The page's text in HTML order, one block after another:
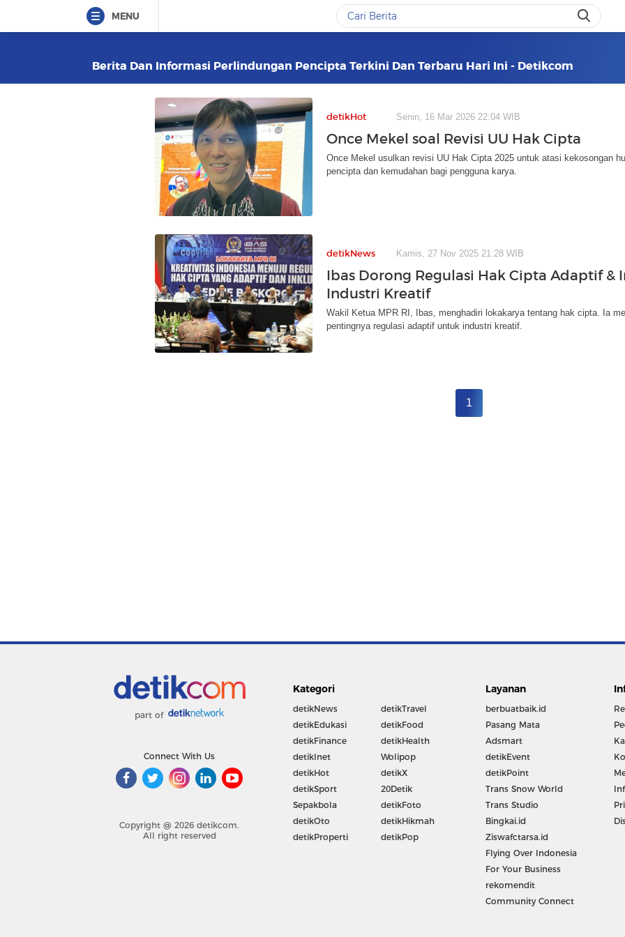
MENU
Berita Dan Informasi Perlindungan Pencipta Terkini Dan Terbaru Hari Ini - Detikcom
detikHot Senin, 16 Mar 2026 22:04 WIB
Once Mekel soal Revisi UU Hak Cipta
Once Mekel usulkan revisi UU Hak Cipta 2025 untuk atasi kekosongan
pencipta dan kemudahan bagi pengguna karya.
detikNews Kamis, 27 Nov 2025 21:28 WIB
Ibas Dorong Regulasi Hak Cipta Adaptif &
Industri Kreatif
Wakil Ketua MPR RI, Ibas, menghadiri lokakarya tentang hak cipta. Ia
pentingnya regulasi adaptif untuk industri kreatif.
1
part of
Connect With Us
Copyright @ 2026 detikcom.
All right reserved
Kategori
detikNews
detikEdukasi
detikFinance
detikInet
detikHot
detikSport
Sepakbola
detikOto
detikProperti
detikTravel
detikFood
detikHealth
Wolipop
detikX
20Detik
detikFoto
detikHikmah
detikPop
Layanan
berbuatbaik.id
Pasang Mata
Adsmart
detikEvent
detikPoint
Trans Snow World
Trans Studio
Bingkai.id
Ziswafctarsa.id
Flying Over Indonesia
For Your Business
rekomendit
Community Connect